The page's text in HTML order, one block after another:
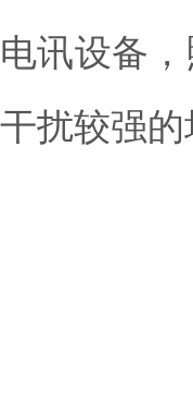
电讯设备
干扰较强的